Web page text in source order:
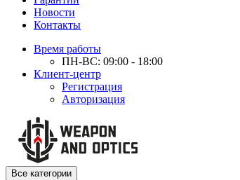
Новости
Контакты
Время работы
ПН-ВС: 09:00 - 18:00
Клиент-центр
Регистрация
Авторизация
Все категории